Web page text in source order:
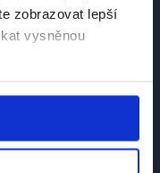
zobrazovat lepší
vysněnou
práce a talentů.